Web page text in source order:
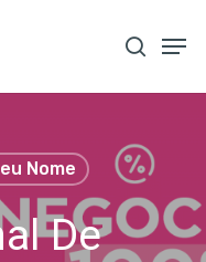
procura
Nome
De